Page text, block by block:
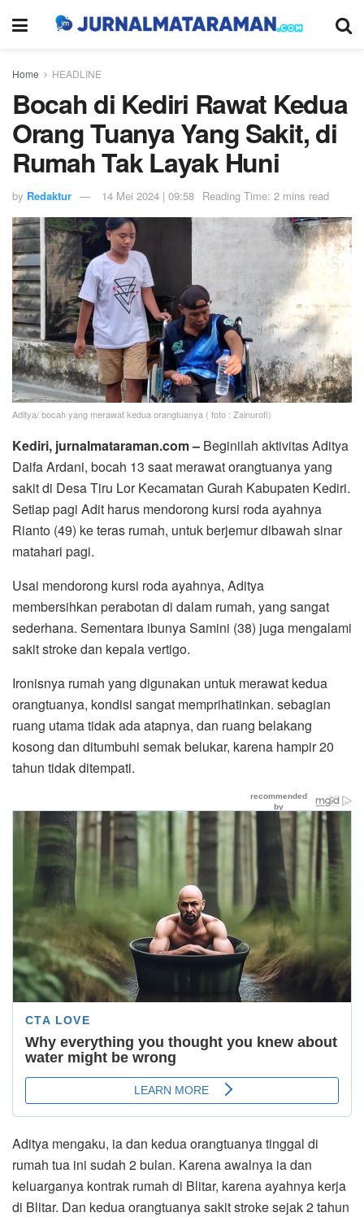
Home HEADLINE
Bocah di Kediri Rawat Kedua
Orang Tuanya Yang Sakit, di
Rumah Tak Layak Huni
by Redaktur 14 Mei 2024 | 09:58 Reading Time: 2 mins read
Aditya/ bocah yang merawat kedua orangtuanya ( foto : Zainurofi)
Kediri, jurnalmataraman.com – Beginilah aktivitas Aditya
Daifa Ardani, bocah 13 saat merawat orangtuanya yang
sakit di Desa Tiru Lor Kecamatan Gurah Kabupaten Kediri.
Setiap pagi Adit harus mendorong kursi roda ayahnya
Rianto (49) ke teras rumah, untuk berjemur dibawah sinar
matahari pagi.
Usai mendorong kursi roda ayahnya, Aditya
membersihkan perabotan di dalam rumah, yang sangat
sederhana. Sementara ibunya Samini (38) juga mengalami
sakit stroke dan kepala vertigo.
Ironisnya rumah yang digunakan untuk merawat kedua
orangtuanya, kondisi sangat memprihatinkan. sebagian
ruang utama tidak ada atapnya, dan ruang belakang
kosong dan ditumbuhi semak belukar, karena hampir 20
tahun tidak ditempati.
Aditya mengaku, ia dan kedua orangtuanya tinggal di
rumah tua ini sudah 2 bulan. Karena awalnya ia dan
keluarganya kontrak rumah di Blitar, karena ayahnya kerja
di Blitar. Dan kedua orangtuanya sakit stroke sejak 2 tahun